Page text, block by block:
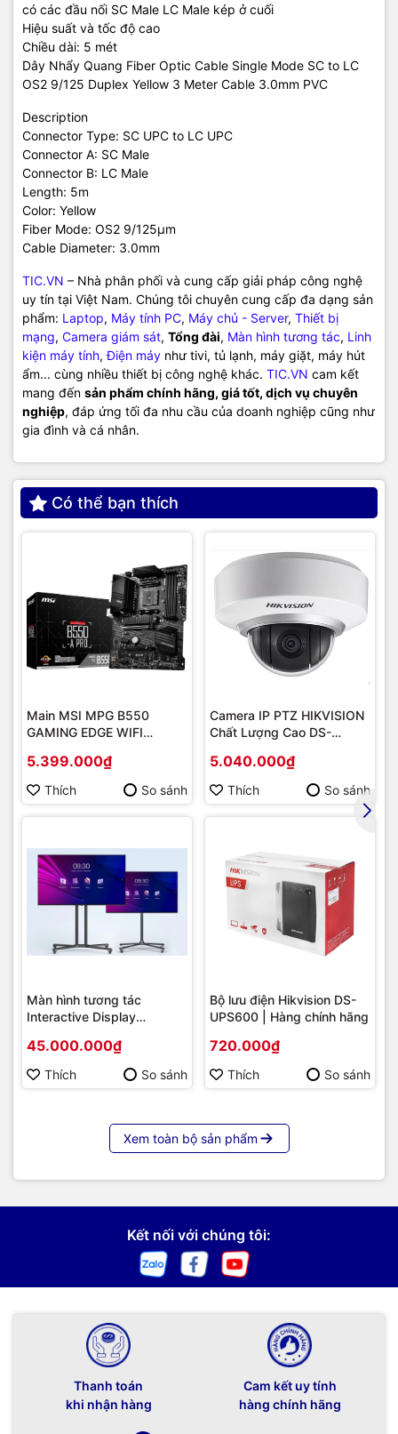
có các đầu nối SC Male LC Male kép ở cuối
Hiệu suất và tốc độ cao
Chiều dài: 5 mét
Dây Nhẩy Quang Fiber Optic Cable Single Mode SC to LC
OS2 9/125 Duplex Yellow 3 Meter Cable 3.0mm PVC
Description
Connector Type: SC UPC to LC UPC
Connector A: SC Male
Connector B: LC Male
Length: 5m
Color: Yellow
Fiber Mode: OS2 9/125μm
Cable Diameter: 3.0mm
TIC.VN – Nhà phân phối và cung cấp giải pháp công nghệ
uy tín tại Việt Nam. Chúng tôi chuyên cung cấp đa dạng sản
phẩm: Laptop, Máy tính PC, Máy chủ - Server, Thiết bị
mạng, Camera giám sát, Tổng đài, Màn hình tương tác, Linh
kiện máy tính,Điện máy như tivi, tủ lạnh, máy giặt, máy hút
ẩm... cùng nhiều thiết bị công nghệ khác. TIC.VN cam kết
mang đến sản phẩm chính hãng, giá tốt, dịch vụ chuyên
nghiệp, đáp ứng tối đa nhu cầu của doanh nghiệp cũng như
gia đình và cá nhân.
Có thể bạn thích
Main MSI MPG B550
GAMING EDGE WIFI
Socket AM4/ VGA
onboard)
5.399.000₫
Thích So sánh
Camera IP PTZ HIKVISION
Chất Lượng Cao DS-
5.040.000₫
Thích So sánh
Màn hình tương tác
Interactive Display
86 | Cấu hình cao cấp |
Hàng chính hãng
45.000.000₫
Thích So sánh
Bộ lưu điện Hikvision DS-
UPS600 | Hàng chính hãng
720.000₫
Thích So sánh
Xem toàn bộ sản phẩm
Kết nối với chúng tôi:
Thanh toán
khi nhận hàng
Cam kết uy tính
hàng chính hãng